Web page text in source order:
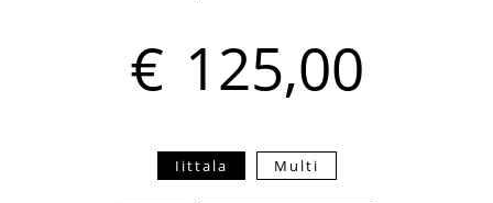
€ 125,00
Iittala Multi